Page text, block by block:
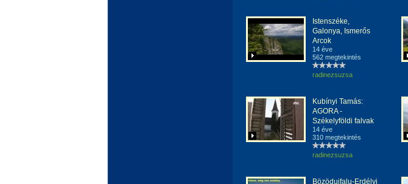
Istenszéke,
Galonya, Ismerős
Arcok
14 éve
562 megtekintés
radinezsuzsa
Kubínyi Tamás:
AGORA -
Székelyföldi falvak
14 éve
310 megtekintés
radinezsuzsa
Bözödujfalu-Erdélyi